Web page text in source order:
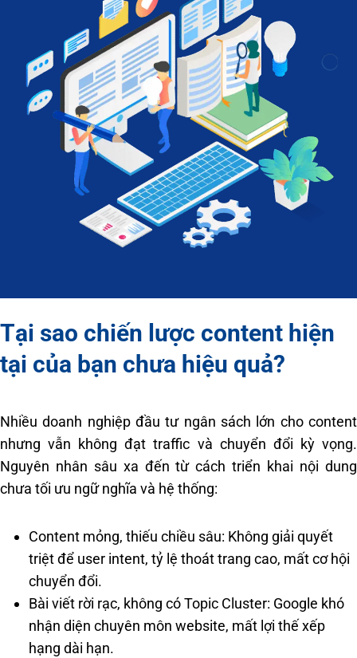
Tại sao chiến lược content hiện
tại của bạn chưa hiệu quả?
Nhiều doanh nghiệp đầu tư ngân sách lớn cho content
nhưng vẫn không đạt traffic và chuyển đổi kỳ vọng.
Nguyên nhân sâu xa đến từ cách triển khai nội dung
chưa tối ưu ngữ nghĩa và hệ thống:
Content mỏng, thiếu chiều sâu: Không giải quyết
triệt để user intent, tỷ lệ thoát trang cao, mất cơ hội
chuyển đổi.
Bài viết rời rạc, không có Topic Cluster: Google khó
nhận diện chuyên môn website, mất lợi thế xếp
hạng dài hạn.